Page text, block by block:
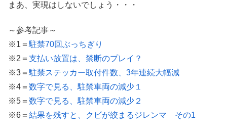
まあ、実現はしないでしょう・・・
～参考記事～
※1＝駐禁70回ぶっちぎり
※2＝ 支払い放置は、禁断のプレイ？
※3＝駐禁ステッカー取付件数、3年連続大幅減
※4＝ 数字で見る、駐禁車両の減少１
※5＝ 数字で見る、駐禁車両の減少２
※6＝ 結果を残すと、クビが絞まるジレンマ その1